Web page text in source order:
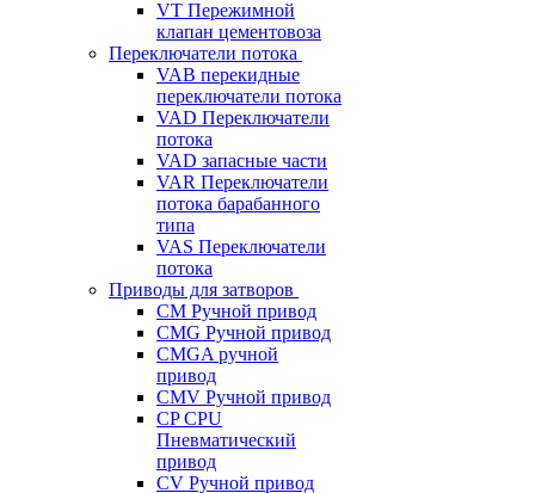
VT Пережимной
клапан цементовоза
Переключатели потока
VAB перекидные
переключатели потока
VAD Переключатели
потока
VAD запасные части
VAR Переключатели
потока барабанного
типа
VAS Переключатели
потока
Приводы для затворов
СМ Ручной привод
CMG Ручной привод
CMGA ручной
привод
CMV Ручной привод
CP CPU
Пневматический
привод
CV Ручной привод